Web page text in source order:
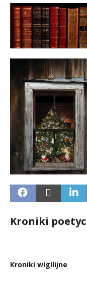
Kroniki
Kroniki wigilijne